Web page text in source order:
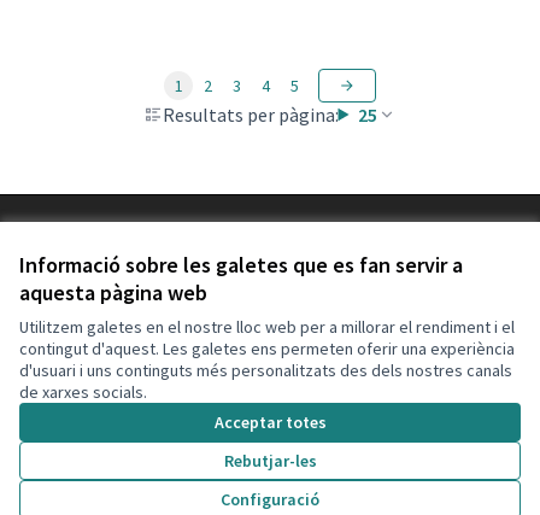
Informació sobre les galetes que es fan servir a
aquesta pàgina web
Utilitzem galetes en el nostre lloc web per a millorar el rendiment i el
contingut d'aquest. Les galetes ens permeten oferir una experiència
d'usuari i uns continguts més personalitzats des dels nostres canals
de xarxes socials.
Acceptar totes
Rebutjar-les
Configuració
Resultats per pàgina: 25
1 2 3 4 5
Configuració de les galetes
Decidim Calafell a X
(Enllaç extern)
Decidim Calafell a Facebook
(Enllaç extern)
Decidim Calafell a YouTube
(Enllaç extern)
Decidim Calafell a GitHub
(Enllaç extern)
(Enllaç extern)programari lliure
(Enllaç extern)
.